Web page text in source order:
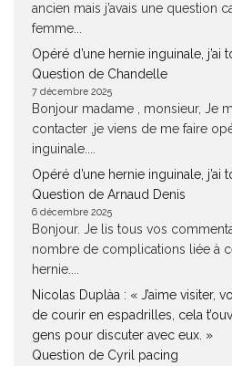
ancien mais j’avais une question
femme...
Opéré d’une hernie inguinale, j’ai
Question de Chandelle
7 décembre 2025
Bonjour madame , monsieur, Je
contacter ,je viens de me faire
inguinale....
Opéré d’une hernie inguinale, j’ai
Question de Arnaud Denis
6 décembre 2025
Bonjour. Je lis tous vos
nombre de complications liée à
hernie....
Nicolas Duplàa : « J’aime visiter,
de courir en espadrilles, cela
gens pour discuter avec eux. »
Question de Cyril pacing